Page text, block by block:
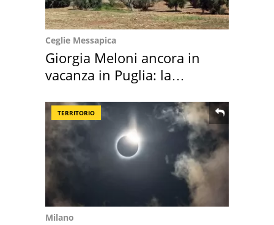
Ceglie Messapica
Giorgia Meloni ancora in
vacanza in Puglia: la
TERRITORIO
Milano